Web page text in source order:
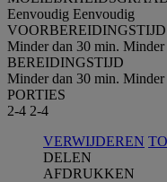
Eenvoudig Eenvoudig
VOORBEREIDINGSTIJD
Minder dan 30 min. Minder
BEREIDINGSTIJD
Minder dan 30 min. Minder
PORTIES
2-4 2-4
VERWIJDEREN
DELEN
AFDRUKKEN